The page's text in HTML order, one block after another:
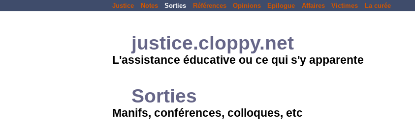
Justice Notes Sorties Références Opinions Epilogue Affaires Victimes La curée
justice.cloppy.net
L'assistance éducative ou ce qui s'y apparente
Sorties
Manifs, conférences, colloques, etc